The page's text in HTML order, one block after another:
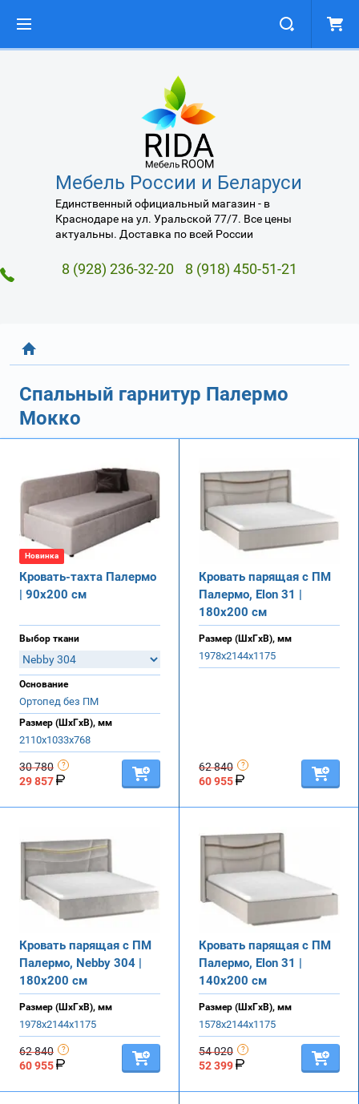
Мебель России и Беларуси
Единственный официальный магазин - в
Краснодаре на ул. Уральской 77/7. Все цены
актуальны. Доставка по всей России
8 (928) 236-32-20 8 (918) 450-51-21
Спальный гарнитур Палермо
Мокко
Новинка
Кровать-тахта Палермо
| 90х200 см
Выбор ткани
Основание
Ортопед без ПМ
Размер (ШхГхВ), мм
2110х1033х768
30 780
29 857
Кровать парящая с ПМ
Палермо, Elon 31 |
180х200 см
Размер (ШхГхВ), мм
1978х2144х1175
62 840
60 955
Кровать парящая с ПМ
Палермо, Nebby 304 |
180х200 см
Размер (ШхГхВ), мм
1978х2144х1175
62 840
60 955
Кровать парящая с ПМ
Палермо, Elon 31 |
140х200 см
Размер (ШхГхВ), мм
1578х2144х1175
54 020
52 399